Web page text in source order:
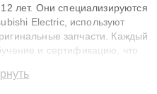
лет. Они специализируются
Electric, используют
запчасти. Каждый
и сертификацию, что
гарантии до 3 лет.